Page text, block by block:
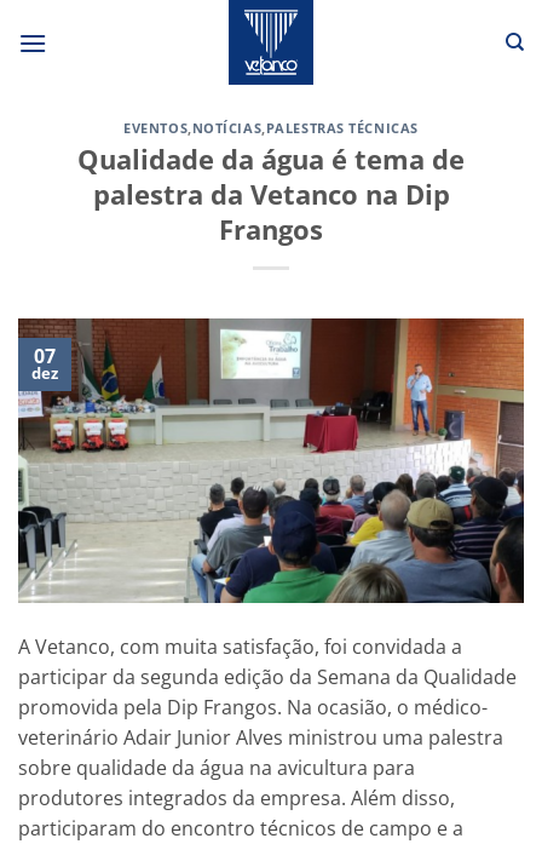
EVENTOS,NOTÍCIAS,PALESTRAS TÉCNICAS
Qualidade da água é tema de
palestra da Vetanco na Dip
Frangos
07
dez
A Vetanco, com muita satisfação, foi convidada a
participar da segunda edição da Semana da Qualidade
promovida pela Dip Frangos. Na ocasião, o médico-
veterinário Adair Junior Alves ministrou uma palestra
sobre qualidade da água na avicultura para
produtores integrados da empresa. Além disso,
participaram do encontro técnicos de campo e a